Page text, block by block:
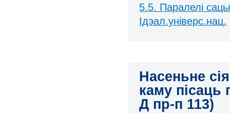
5.5. Паралелі
Ідэал.універс.нац.
Насеньне
каму пісаць
Д пр-п 113)